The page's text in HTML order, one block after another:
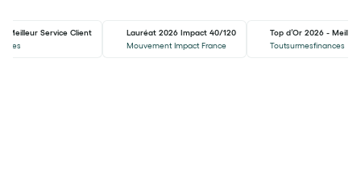
- Meilleur Service Client
Lauréat 2026 Impact 40/120
Mouvement Impact France
Top d’Or 2026 -
Toutsurmesfinances